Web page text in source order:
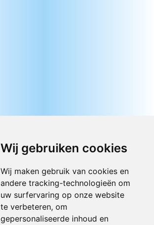
Wij gebruiken cookies
Wij maken gebruik van cookies en
andere tracking-technologieën om
uw surfervaring op onze website
te verbeteren, om
gepersonaliseerde inhoud en